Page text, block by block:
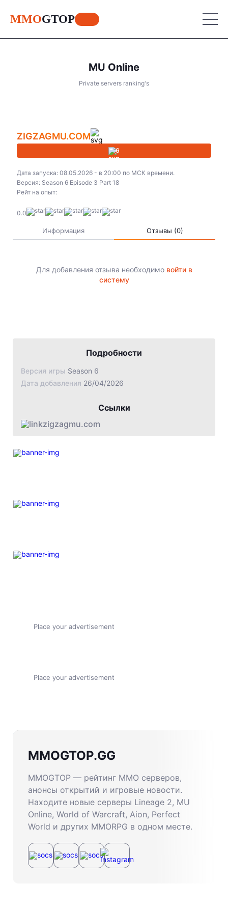
MMOGTOP
Perfect World
RF Online
World of Warcraft
Perfect World
RF Online
MU Online
Private servers ranking's
ZIGZAGMU.COM
6
Дата запуска: 08.05.2026 - в 20:00 по МСК времени.
Версия: Season 6 Episode 3 Part 18
Рейт на опыт:
0.0
Информация Отзывы (0)
Для добавления отзыва необходимо войти в
систему
Подробности
Версия игры Season 6
Дата добавления 26/04/2026
Ссылки
zigzagmu.com
Place your advertisement
Place your advertisement
MMOGTOP.GG
MMOGTOP — рейтинг MMO серверов,
анонсы открытий и игровые новости.
Находите новые серверы Lineage 2, MU
Online, World of Warcraft, Aion, Perfect
World и других MMORPG в одном месте.